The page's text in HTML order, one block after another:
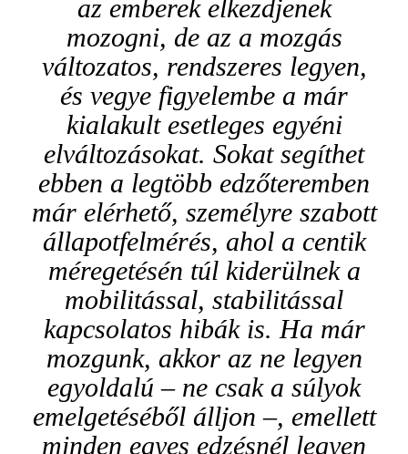
az emberek elkezdjenek
mozogni, de az a mozgás
változatos, rendszeres legyen,
és vegye figyelembe a már
kialakult esetleges egyéni
elváltozásokat. Sokat segíthet
ebben a legtöbb edzőteremben
már elérhető, személyre szabott
állapotfelmérés, ahol a centik
méregetésén túl kiderülnek a
mobilitással, stabilitással
kapcsolatos hibák is. Ha már
mozgunk, akkor az ne legyen
egyoldalú – ne csak a súlyok
emelgetéséből álljon –, emellett
minden egyes edzésnél legyen